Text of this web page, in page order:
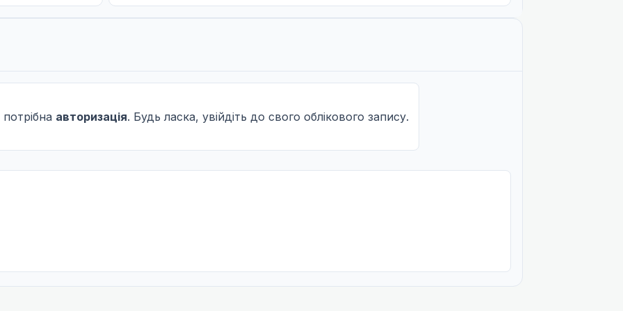
авторизація. Будь ласка, увійдіть до свого облікового запису.